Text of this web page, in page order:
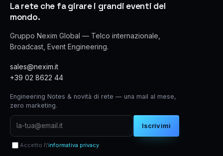
La rete che fa girare i grandi eventi del
mondo.
Gruppo Nexim Global — Telco internazionale,
Broadcast, Event Engineering.
sales@nexim.it
+39 02 8622 44
Engineering Notes & novità di rete — una mail al mese,
zero marketing.
Iscrivimi
Accetto l\'informativa privacy